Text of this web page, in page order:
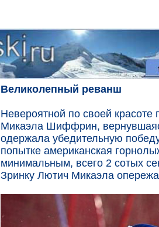
Великолепный реванш
Невероятной по своей
Микаэла Шиффрин,
одержала убедительную
попытке американская
минимальным, всего 2 сотых
Зринку Лютич Микаэла